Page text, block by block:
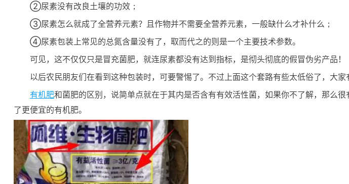
②尿素没有改良土壤的功效；
③尿素怎么就成了全营养元素？且作物并不需要全营养元素，一般缺什么才补什么；
④尿素包装上常见的总氮含量没有了，取而代之的则是一个主要技术参数。
可见，这不仅仅只是冒充菌肥，就连尿素都没有达到指标，是彻头彻底的假冒伪劣产品！
以后农民朋友们在看到这种包装时，可要警惕了。不过上面这个套路有些太低俗了，大
有机肥和菌肥的区别，说简单点就在于其内是否含有有效活性菌，如果你不了解，那么
了更便宜的有机肥。